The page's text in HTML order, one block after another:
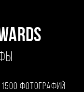
фотографий